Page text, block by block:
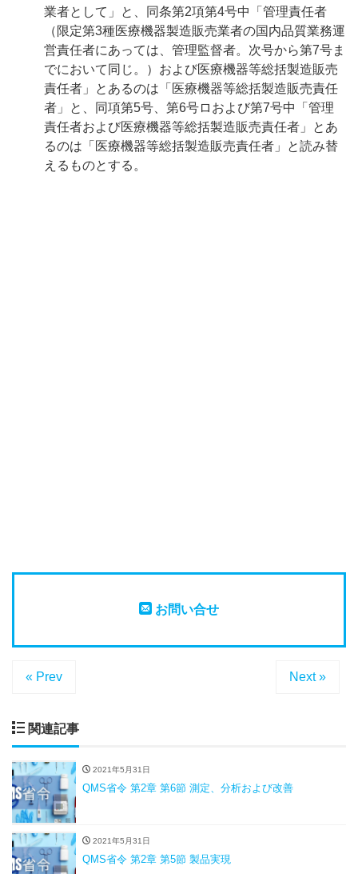
業者として」と、同条第2項第4号中「管理責任者
（限定第3種医療機器製造販売業者の国内品質業務運
営責任者にあっては、管理監督者。次号から第7号ま
でにおいて同じ。）および医療機器等総括製造販売
責任者」とあるのは「医療機器等総括製造販売責任
者」と、同項第5号、第6号ロおよび第7号中「管理
責任者および医療機器等総括製造販売責任者」とあ
るのは「医療機器等総括製造販売責任者」と読み替
えるものとする。
お問い合せ
« Prev Next »
関連記事
2021年5月31日
QMS省令 第2章 第6節 測定、分析および改善
2021年5月31日
QMS省令 第2章 第5節 製品実現